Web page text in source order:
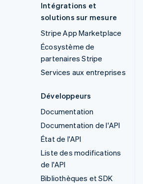
Intégrations et
solutions sur mesure
Stripe App Marketplace
Écosystème de
partenaires Stripe
Services aux entreprises
Développeurs
Documentation
Documentation de l'API
État de l'API
Liste des modifications
de l'API
Bibliothèques et SDK